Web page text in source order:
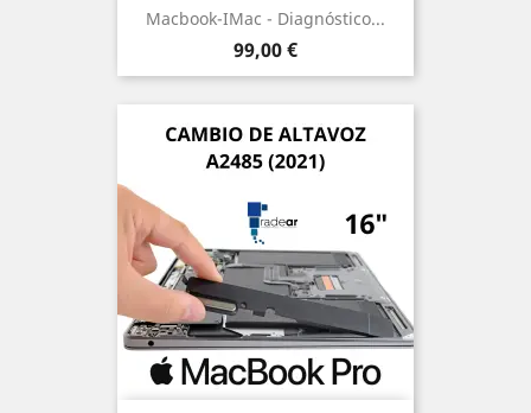
Macbook-IMac - Diagnóstico...
Precio
99,00 €